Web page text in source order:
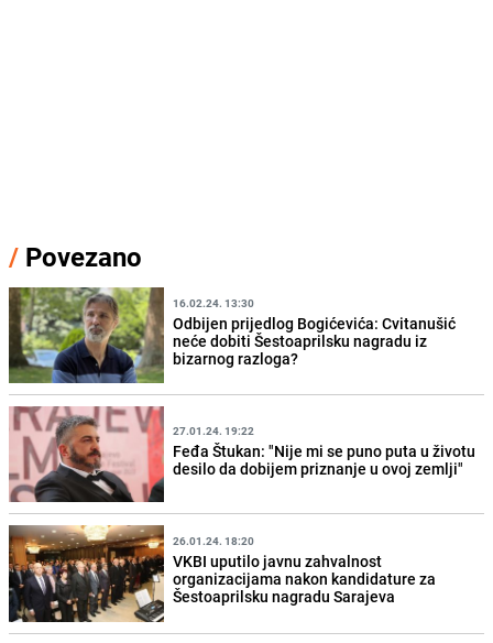
/ Povezano
16.02.24. 13:30
Odbijen prijedlog Bogićevića: Cvitanušić
neće dobiti Šestoaprilsku nagradu iz
bizarnog razloga?
27.01.24. 19:22
Feđa Štukan: "Nije mi se puno puta u životu
desilo da dobijem priznanje u ovoj zemlji"
26.01.24. 18:20
VKBI uputilo javnu zahvalnost
organizacijama nakon kandidature za
Šestoaprilsku nagradu Sarajeva